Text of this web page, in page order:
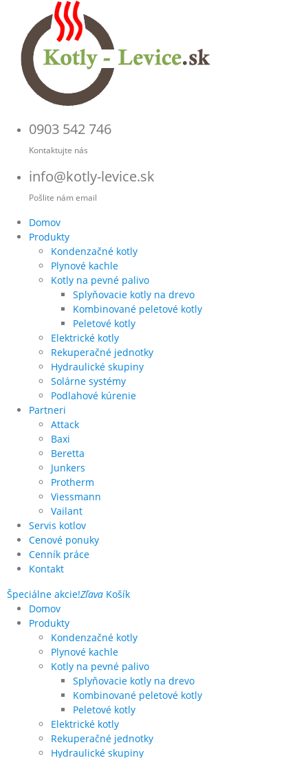
0903 542 746
Kontaktujte nás
info@kotly-levice.sk
Pošlite nám email
Domov
Produkty
Kondenzačné kotly
Plynové kachle
Kotly na pevné palivo
Splyňovacie kotly na drevo
Kombinované peletové kotly
Peletové kotly
Elektrické kotly
Rekuperačné jednotky
Hydraulické skupiny
Solárne systémy
Podlahové kúrenie
Partneri
Attack
Baxi
Beretta
Junkers
Protherm
Viessmann
Vailant
Servis kotlov
Cenové ponuky
Cenník práce
Kontakt
Špeciálne akcie!Zľava Košík
Domov
Produkty
Kondenzačné kotly
Plynové kachle
Kotly na pevné palivo
Splyňovacie kotly na drevo
Kombinované peletové kotly
Peletové kotly
Elektrické kotly
Rekuperačné jednotky
Hydraulické skupiny